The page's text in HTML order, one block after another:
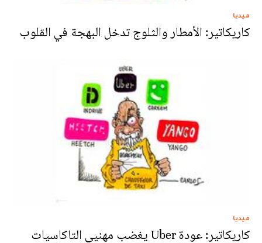
ميديا
كاريكاتير: الأمطار والثلوج تدخل البهجة في القلوب
ميديا
كاريكاتير: عودة Uber يغضب مهنيي التاكاسيات